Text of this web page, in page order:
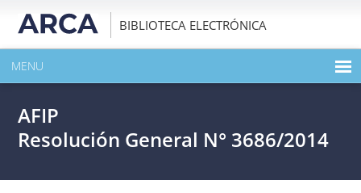
BIBLIOTECA ELECTRÓNICA
MENU
EXPANDIR TODO EL CONTENIDO DE LA PUBLICACIÓN
AFIP
Resolución General N° 3686/2014